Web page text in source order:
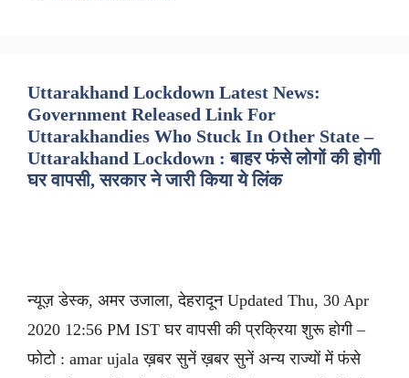
Uttarakhand Lockdown Latest News:
Government Released Link For
Uttarakhandies Who Stuck In Other State –
Uttarakhand Lockdown : बाहर फंसे लोगों की होगी
घर वापसी, सरकार ने जारी किया ये लिंक
न्यूज़ डेस्क, अमर उजाला, देहरादून Updated Thu, 30 Apr
2020 12:56 PM IST घर वापसी की प्रक्रिया शुरू होगी –
फोटो : amar ujala ख़बर सुनें ख़बर सुनें अन्य राज्यों में फंसे